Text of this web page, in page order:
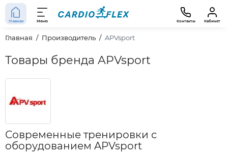
Главная Меню Контакты Кабинет
Главная Производитель APVsport
Товары бренда APVsport
Современные тренировки с
оборудованием APVsport